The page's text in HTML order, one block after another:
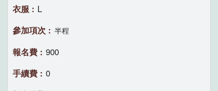
L
半程
900
0